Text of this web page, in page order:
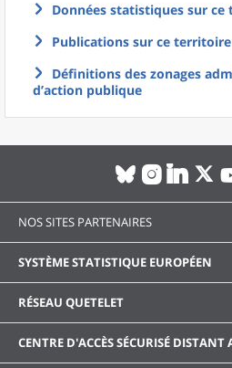
Données statistiques sur
Publications sur ce territoire
Définitions des zonages
d’action publique
NOS SITES PARTENAIRES
SYSTÈME STATISTIQUE EUROPÉEN
RÉSEAU QUETELET
CENTRE D'ACCÈS SÉCURISÉ